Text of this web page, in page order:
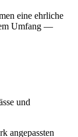
eine ehrliche
Umfang —
und
angepassten